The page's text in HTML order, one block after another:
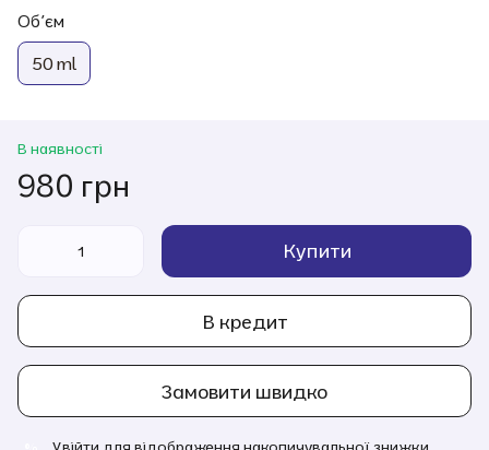
Обʼєм
50 ml
В наявності
980 грн
Купити
В кредит
Замовити швидко